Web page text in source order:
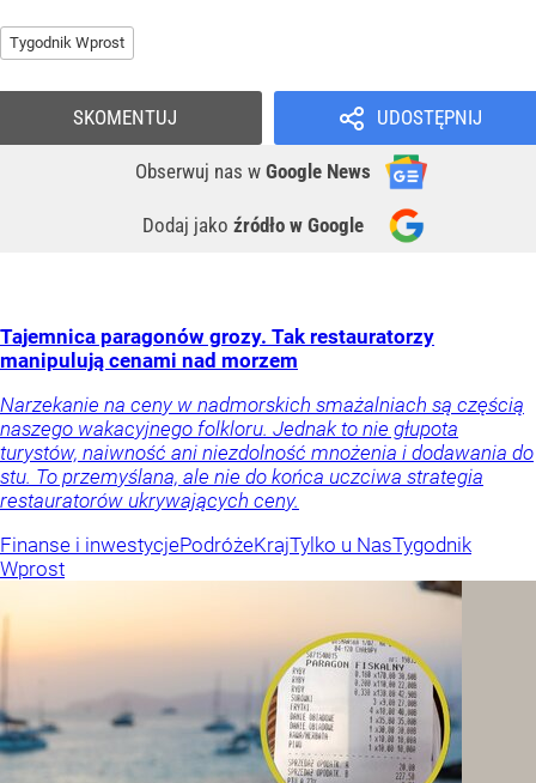
Tygodnik Wprost
UDOSTĘPNIJ
Obserwuj nas w Google News
Dodaj jako źródło w Google
SKOMENTUJ
Tajemnica paragonów grozy. Tak restauratorzy
manipulują cenami nad morzem
Narzekanie na ceny w nadmorskich smażalniach są częścią
naszego wakacyjnego folkloru. Jednak to nie głupota
turystów, naiwność ani niezdolność mnożenia i dodawania do
stu. To przemyślana, ale nie do końca uczciwa strategia
restauratorów ukrywających ceny.
Finanse i inwestycjePodróżeKrajTylko u NasTygodnik
Wprost